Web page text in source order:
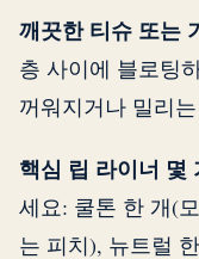
깨끗한 티슈 또는
층 사이에 블로팅
꺼워지거나 밀리
핵심 립 라이너 몇
세요: 쿨톤 한 개(
는 피치), 뉴트럴